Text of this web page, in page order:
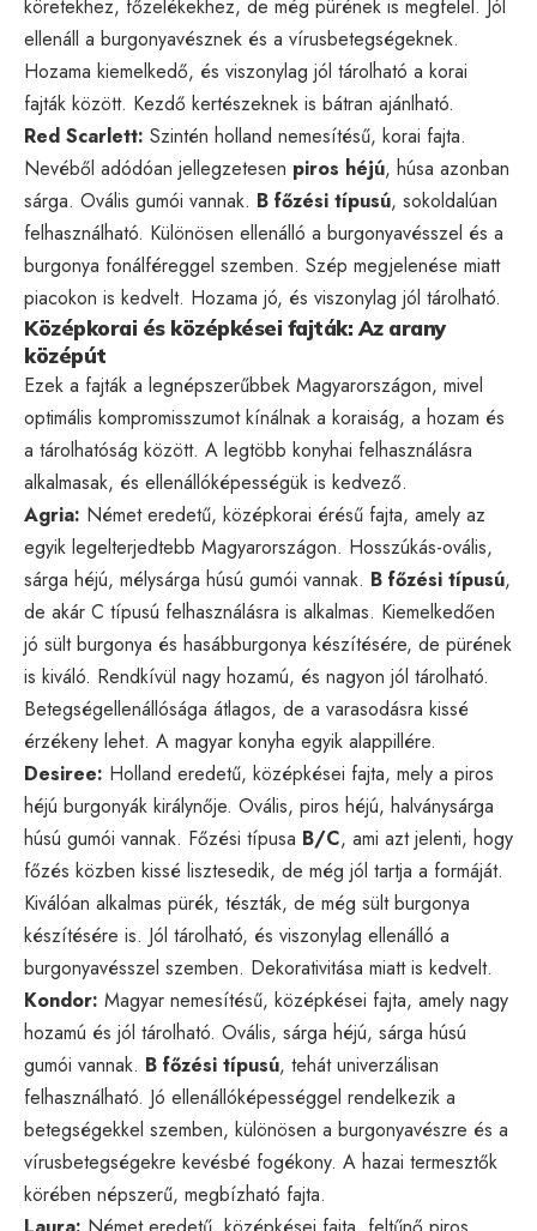
köretekhez, főzelékekhez, de még pürének is megfelel. Jól
ellenáll a burgonyavésznek és a vírusbetegségeknek.
Hozama kiemelkedő, és viszonylag jól tárolható a korai
fajták között. Kezdő kertészeknek is bátran ajánlható.
Red Scarlett: Szintén holland nemesítésű, korai fajta.
Nevéből adódóan jellegzetesen piros héjú, húsa azonban
sárga. Ovális gumói vannak. B főzési típusú, sokoldalúan
felhasználható. Különösen ellenálló a burgonyavésszel és a
burgonya fonálféreggel szemben. Szép megjelenése miatt
piacokon is kedvelt. Hozama jó, és viszonylag jól tárolható.
Középkorai és középkései fajták: Az arany
középút
Ezek a fajták a legnépszerűbbek Magyarországon, mivel
optimális kompromisszumot kínálnak a koraiság, a hozam és
a tárolhatóság között. A legtöbb konyhai felhasználásra
alkalmasak, és ellenállóképességük is kedvező.
Agria: Német eredetű, középkorai érésű fajta, amely az
egyik legelterjedtebb Magyarországon. Hosszúkás-ovális,
sárga héjú, mélysárga húsú gumói vannak. B főzési típusú,
de akár C típusú felhasználásra is alkalmas. Kiemelkedően
jó sült burgonya és hasábburgonya készítésére, de pürének
is kiváló. Rendkívül nagy hozamú, és nagyon jól tárolható.
Betegségellenállósága átlagos, de a varasodásra kissé
érzékeny lehet. A magyar konyha egyik alappillére.
Desiree: Holland eredetű, középkései fajta, mely a piros
héjú burgonyák királynője. Ovális, piros héjú, halványsárga
húsú gumói vannak. Főzési típusa B/C, ami azt jelenti, hogy
főzés közben kissé lisztesedik, de még jól tartja a formáját.
Kiválóan alkalmas pürék, tészták, de még sült burgonya
készítésére is. Jól tárolható, és viszonylag ellenálló a
burgonyavésszel szemben. Dekorativitása miatt is kedvelt.
Kondor: Magyar nemesítésű, középkései fajta, amely nagy
hozamú és jól tárolható. Ovális, sárga héjú, sárga húsú
gumói vannak. B főzési típusú, tehát univerzálisan
felhasználható. Jó ellenállóképességgel rendelkezik a
betegségekkel szemben, különösen a burgonyavészre és a
vírusbetegségekre kevésbé fogékony. A hazai termesztők
körében népszerű, megbízható fajta.